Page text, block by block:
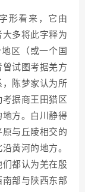
看来，它由
大多将此字释为
区（或一个国
试图考据羌方
陈梦家认为所
据商王田猎区
方。白川静得
与丘陵相交的
黄河的地方。
们都认为羌在殷
部与陕西东部